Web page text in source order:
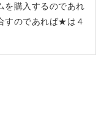
を購入するのであれ
すのであれば★は４